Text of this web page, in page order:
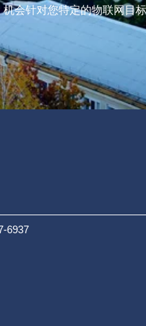
机会针对您特定的物联网目
6937